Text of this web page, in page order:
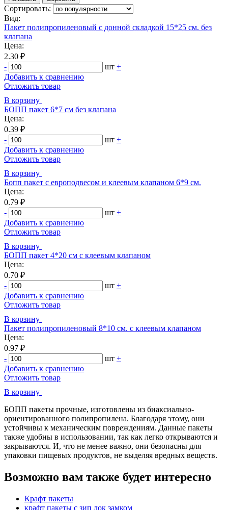
Сортировать:
Вид:
Пакет полипропиленовый с донной складкой 15*25 см. без
клапана
Цена:
2.30 ₽
-
шт +
Добавить к сравнению
Отложить товар
В корзину
БОПП пакет 6*7 см без клапана
Цена:
0.39 ₽
-
шт +
Добавить к сравнению
Отложить товар
В корзину
Бопп пакет с европодвесом и клеевым клапаном 6*9 см.
Цена:
0.79 ₽
-
шт +
Добавить к сравнению
Отложить товар
В корзину
БОПП пакет 4*20 см с клеевым клапаном
Цена:
0.70 ₽
-
шт +
Добавить к сравнению
Отложить товар
В корзину
Пакет полипропиленовый 8*10 см. с клеевым клапаном
Цена:
0.97 ₽
-
шт +
Добавить к сравнению
Отложить товар
В корзину
БOПП пакеты прочные, изготовлены из биаксиально-
ориентированного полипропилена. Благодаря этому, они
устойчивы к механическим повреждениям. Данные пакеты
также удобны в использовании, так как легко открываются и
закрываются. И, что не менее важно, они безопасны для
упаковки пищевых продуктов, не выделяя вредных веществ.
Возможно вам также будет интересно
Крафт пакеты
крафт пакеты с зип лок замком